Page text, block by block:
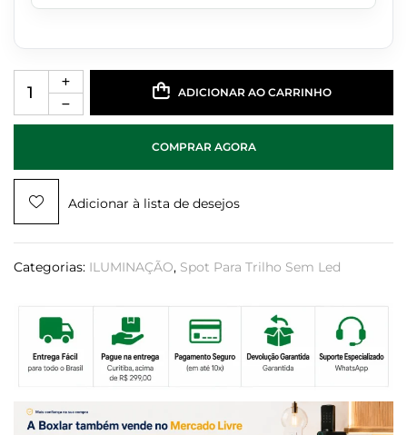
ADICIONAR AO CARRINHO
COMPRAR AGORA
Adicionar à lista de desejos
Categorias: ILUMINAÇÃO, Spot Para Trilho Sem Led